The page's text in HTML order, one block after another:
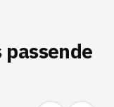
passende